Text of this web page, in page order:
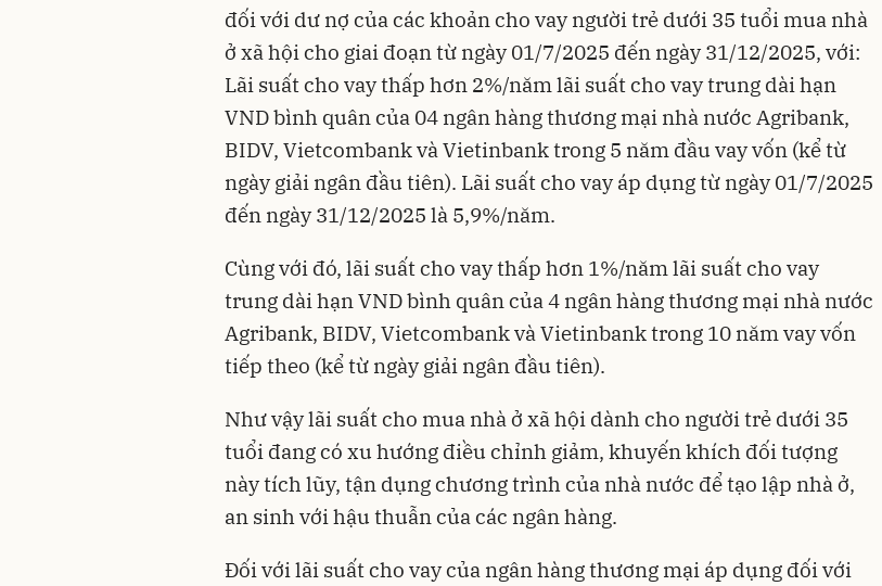
đối với dư nợ của các khoản cho vay người trẻ dưới 35 tuổi mua nhà
ở xã hội cho giai đoạn từ ngày 01/7/2025 đến ngày 31/12/2025, với:
Lãi suất cho vay thấp hơn 2%/năm lãi suất cho vay trung dài hạn
VND bình quân của 04 ngân hàng thương mại nhà nước Agribank,
BIDV, Vietcombank và Vietinbank trong 5 năm đầu vay vốn (kể từ
ngày giải ngân đầu tiên). Lãi suất cho vay áp dụng từ ngày 01/7/2025
đến ngày 31/12/2025 là 5,9%/năm.
Cùng với đó, lãi suất cho vay thấp hơn 1%/năm lãi suất cho vay
trung dài hạn VND bình quân của 4 ngân hàng thương mại nhà nước
Agribank, BIDV, Vietcombank và Vietinbank trong 10 năm vay vốn
tiếp theo (kể từ ngày giải ngân đầu tiên).
Như vậy lãi suất cho mua nhà ở xã hội dành cho người trẻ dưới 35
tuổi đang có xu hướng điều chỉnh giảm, khuyến khích đối tượng
này tích lũy, tận dụng chương trình của nhà nước để tạo lập nhà ở,
an sinh với hậu thuẫn của các ngân hàng.
Đối với lãi suất cho vay của ngân hàng thương mại áp dụng đối với